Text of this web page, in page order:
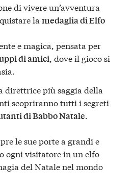
di vivere un’avventura
la medaglia di Elfo
e magica, pensata per
di amici, dove il gioco si
direttrice più saggia della
scopriranno tutti i segreti
di Babbo Natale.
le sue porte a grandi e
ogni visitatore in un elfo
del Natale nel mondo